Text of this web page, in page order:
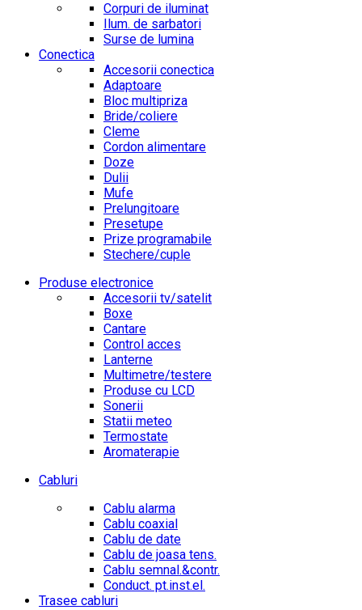
Corpuri de iluminat
Ilum. de sarbatori
Surse de lumina
Conectica
Accesorii conectica
Adaptoare
Bloc multipriza
Bride/coliere
Cleme
Cordon alimentare
Doze
Dulii
Mufe
Prelungitoare
Presetupe
Prize programabile
Stechere/cuple
Produse electronice
Accesorii tv/satelit
Boxe
Cantare
Control acces
Lanterne
Multimetre/testere
Produse cu LCD
Sonerii
Statii meteo
Termostate
Aromaterapie
Cabluri
Cablu alarma
Cablu coaxial
Cablu de date
Cablu de joasa tens.
Cablu semnal.&contr.
Conduct. pt.inst.el.
Trasee cabluri